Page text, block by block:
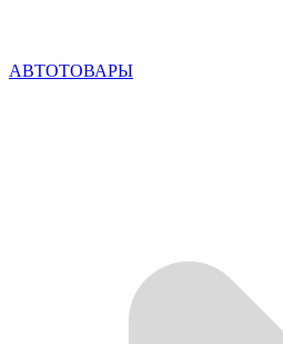
АВТОТОВАРЫ